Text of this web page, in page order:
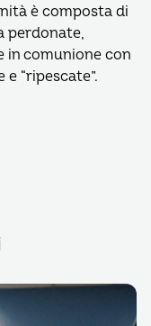
è composta di
perdonate,
in comunione con
“ripescate”.